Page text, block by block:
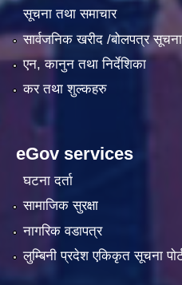
सूचना तथा समाचार
सार्वजनिक खरीद /बोलपत्र सूचना
एन, कानुन तथा निर्देशिका
कर तथा शुल्कहरु
eGov services
घटना दर्ता
सामाजिक सुरक्षा
नागरिक वडापत्र
लुम्बिनी प्रदेश एकिकृत सूचना